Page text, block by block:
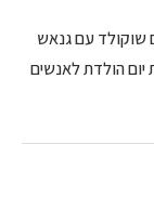
שוקולד עם גנאש
יום הולדת לאנשים